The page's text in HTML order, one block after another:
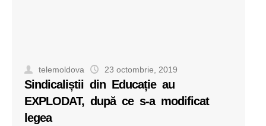
telemoldova 23 octombrie, 2019
Sindicaliștii din Educație au
EXPLODAT, după ce s-a modificat
legea